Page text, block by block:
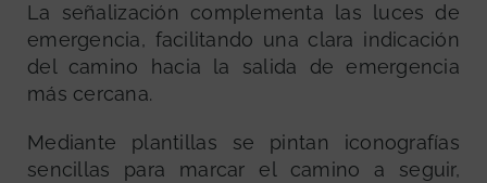
La señalización complementa las luces de
emergencia, facilitando una clara indicación
del camino hacia la salida de emergencia
más cercana.
Mediante plantillas se pintan iconografías
sencillas para marcar el camino a seguir,